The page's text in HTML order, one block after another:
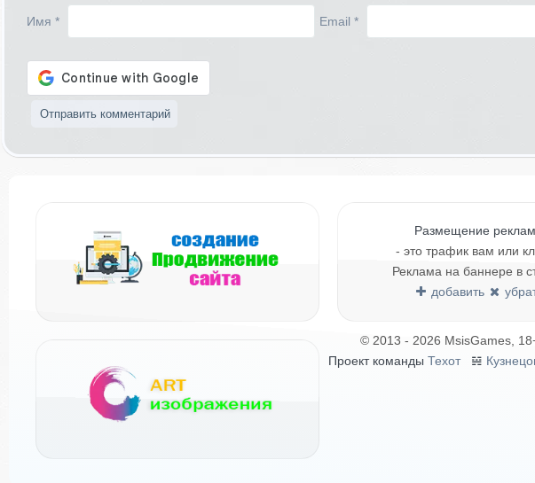
Имя * Email *
Размещение
- это трафик вам или
Реклама на баннере в
добавить
© 2013 - 2026 MsisGames,
Проект команды Техот 𝌴